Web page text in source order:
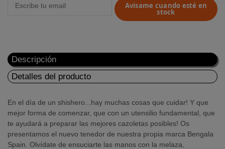
Avisame cuando esté en
stock
Descripción
Detalles del producto
En el día de un shishero...hay muchas cosas que cuidar! Y que
mejor forma de comenzar, que con un utensilio fundamental, que
te ayudará a preparar las mejores cazoletas posibles! Os
presentamos el nuevo tenedor de nuestra propia marca Bengala
Spain. Olvídate de ensuciarte las manos con la melaza,